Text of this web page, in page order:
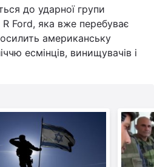
до ударної групи
R Ford, яка вже перебуває
американську
есмінців, винищувачів і